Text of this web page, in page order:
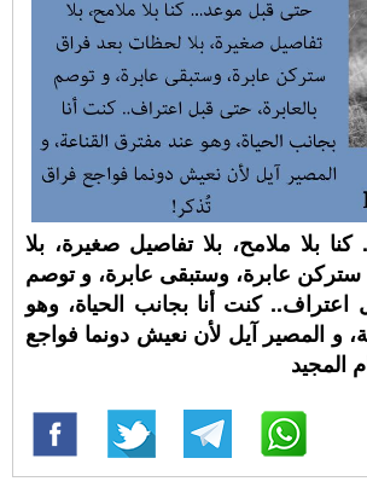
بلا ملامح، بلا تفاصيل صغيرة، بلا
عابرة، وستبقى عابرة، و توصم
اعتراف.. كنت أنا بجانب الحياة، وهو
و المصير آيل لأن نعيش دونما فواجع
المجيد